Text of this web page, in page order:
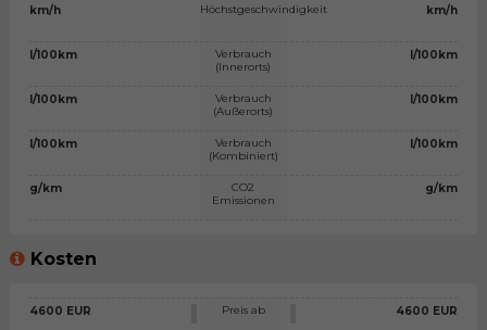
km/h
l/100km
l/100km
l/100km
g/km
Höchstgeschwindigkeit
Verbrauch
(Innerorts)
Verbrauch
(Außerorts)
Verbrauch
(Kombiniert)
CO2
Emissionen
km/h
l/100km
l/100km
l/100km
g/km
Kosten
4600 EUR Preis ab 4600 EUR